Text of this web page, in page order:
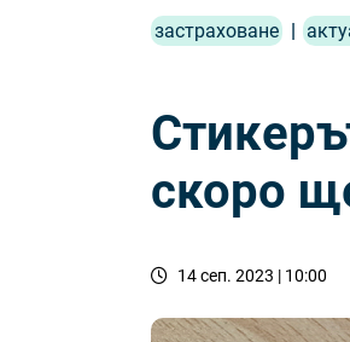
застраховане |
скоро
14 сеп. 2023 | 10:00